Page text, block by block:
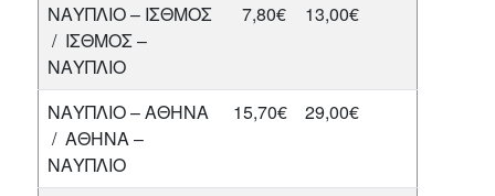
ΝΑΥΠΛΙΟ – ΙΣΘΜΟΣ
/ ΙΣΘΜΟΣ –
ΝΑΥΠΛΙΟ
7,80€ 13,00€
ΝΑΥΠΛΙΟ – ΑΘΗΝΑ
/ ΑΘΗΝΑ –
ΝΑΥΠΛΙΟ
15,70€ 29,00€